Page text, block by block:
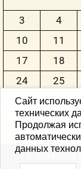
3
4
10
11
17
18
24
25
31
Сайт
технических
Продолжая
данных